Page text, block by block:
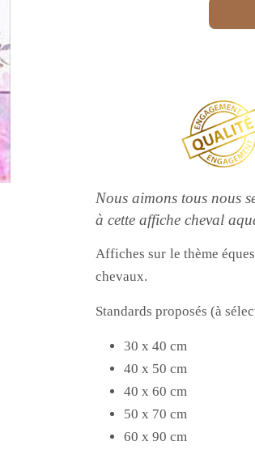
Nous aimons tous nous
à cette affiche cheval
Affiches sur le thème
chevaux.
Standards proposés (à
30 x 40 cm
40 x 50 cm
40 x 60 cm
50 x 70 cm
60 x 90 cm